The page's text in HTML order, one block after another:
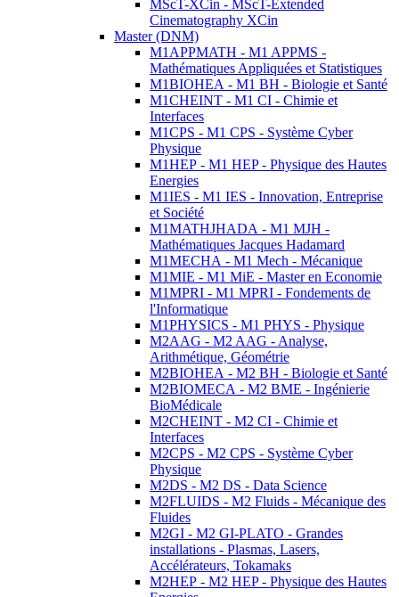
MScT-XCin - MScT-Extended
Cinematography XCin
Master (DNM)
M1APPMATH - M1 APPMS -
Mathématiques Appliquées et Statistiques
M1BIOHEA - M1 BH - Biologie et Santé
M1CHEINT - M1 CI - Chimie et
Interfaces
M1CPS - M1 CPS - Système Cyber
Physique
M1HEP - M1 HEP - Physique des Hautes
Energies
M1IES - M1 IES - Innovation, Entreprise
et Société
M1MATHJHADA - M1 MJH -
Mathématiques Jacques Hadamard
M1MECHA - M1 Mech - Mécanique
M1MIE - M1 MiE - Master en Economie
M1MPRI - M1 MPRI - Fondements de
l'Informatique
M1PHYSICS - M1 PHYS - Physique
M2AAG - M2 AAG - Analyse,
Arithmétique, Géométrie
M2BIOHEA - M2 BH - Biologie et Santé
M2BIOMECA - M2 BME - Ingénierie
BioMédicale
M2CHEINT - M2 CI - Chimie et
Interfaces
M2CPS - M2 CPS - Système Cyber
Physique
M2DS - M2 DS - Data Science
M2FLUIDS - M2 Fluids - Mécanique des
Fluides
M2GI - M2 GI-PLATO - Grandes
installations - Plasmas, Lasers,
Accélérateurs, Tokamaks
M2HEP - M2 HEP - Physique des Hautes